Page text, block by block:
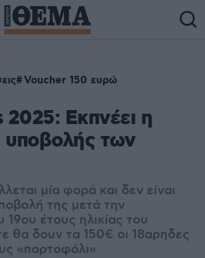
Voucher 150 ευρώ
Εκπνέει η
υποβολής των
μία φορά και δεν είναι
της μετά την
έτους ηλικίας του
θα δουν τα 150€ οι 18αρηδες
«πορτοφόλι»